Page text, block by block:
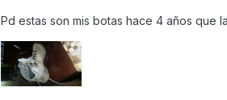
Pd estas son mis botas hace 4 años que